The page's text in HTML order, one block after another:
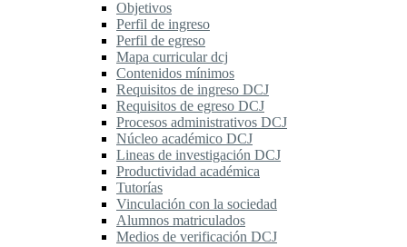
Objetivos
Perfil de ingreso
Perfil de egreso
Mapa curricular dcj
Contenidos mínimos
Requisitos de ingreso DCJ
Requisitos de egreso DCJ
Procesos administrativos DCJ
Núcleo académico DCJ
Lineas de investigación DCJ
Productividad académica
Tutorías
Vinculación con la sociedad
Alumnos matriculados
Medios de verificación DCJ